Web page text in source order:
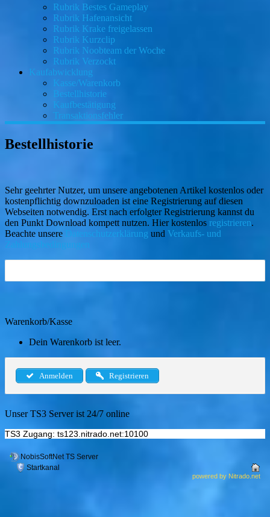
Rubrik Bestes Gameplay
Rubrik Hafenansicht
Rubrik Krake freigelassen
Rubrik Kurzclip
Rubrik Noobteam der Woche
Rubrik Verzockt
Kaufabwicklung
Kasse/Warenkorb
Bestellhistorie
Kaufbestätigung
Transaktionsfehler
Bestellhistorie
Sehr geehrter Nutzer, um unsere angebotenen Artikel kostenlos oder
kostenpflichtig downzuloaden ist eine Registrierung auf diesen
Webseiten notwendig. Erst nach erfolgter Registrierung kannst du
den Punkt Download kompett nutzen. Hier kostenlos registrieren.
Beachte unsere Datenschutzerklärung und Verkaufs- und
Zahlungsbedingungen
Warenkorb/Kasse
Dein Warenkorb ist leer.
Anmelden Registrieren
Unser TS3 Server ist 24/7 online
TS3 Zugang: ts123.nitrado.net:10100